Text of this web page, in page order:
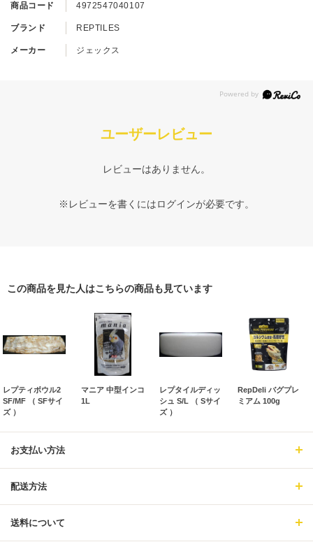
商品コード 4972547040107
ブランド REPTILES
メーカー ジェックス
ユーザーレビュー
レビューはありません。
※レビューを書くにはログインが必要です。
この商品を見た人はこちらの商品も見ています
レプティボウル2
SF/MF （ SFサイ
ズ ）
マニア 中型インコ
1L
レプタイルディッ
シュ S/L （ Sサイ
ズ ）
RepDeli バグプレ
ミアム 100g
お支払い方法
配送方法
送料について